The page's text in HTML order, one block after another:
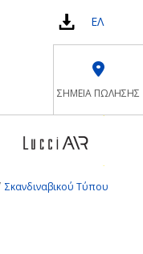
ΕΛ
ΣΗΜΕΙΑ ΠΩΛΗΣΗΣ
Σκανδιναβικού Τύπου